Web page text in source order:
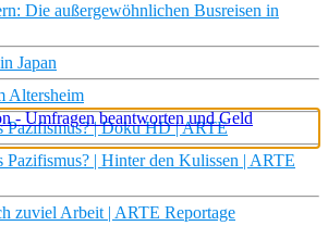
Die außergewöhnlichen Busreisen in
Japan
Altersheim
Pazifismus? | Doku HD | ARTE
Pazifismus? | Hinter den Kulissen | ARTE
zuviel Arbeit | ARTE Reportage